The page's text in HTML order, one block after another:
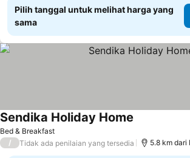
Pilih tanggal untuk melihat harga yang
sama
Bed & Breakfast
Sendika Holiday Home
/ Tidak ada penilaian yang tersedia 5.8 km dari